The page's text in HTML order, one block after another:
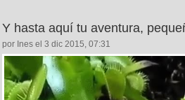
Y hasta aquí tu aventura,
por Ines el 3 dic 2015, 07:31